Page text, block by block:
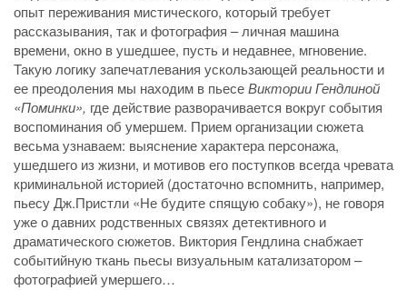
опыт переживания мистического, который требует
рассказывания, так и фотография – личная машина
времени, окно в ушедшее, пусть и недавнее, мгновение.
Такую логику запечатлевания ускользающей реальности и
ее преодоления мы находим в пьесеВиктории Гендлиной
«Поминки», где действие разворачивается вокруг события
воспоминания об умершем. Прием организации сюжета
весьма узнаваем: выяснение характера персонажа,
ушедшего из жизни, и мотивов его поступков всегда чревата
криминальной историей (достаточно вспомнить, например,
пьесу Дж.Пристли «Не будите спящую собаку»), не говоря
уже о давних родственных связях детективного и
драматического сюжетов. Виктория Гендлина снабжает
событийную ткань пьесы визуальным катализатором –
фотографией умершего…